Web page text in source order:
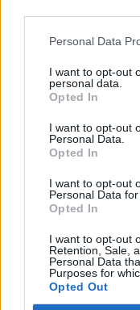
Personal Data
I want to opt-out
personal data.
Opted In
I want to opt-out
Personal Data.
Opted In
I want to opt-out
Personal Data
Opted In
I want to opt-out
Retention, Sale,
Personal Data
Purposes for
Opted Out
NAUJI
Sportas